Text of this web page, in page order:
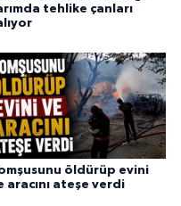
tehlike çanları
öldürüp evini
aracını ateşe verdi